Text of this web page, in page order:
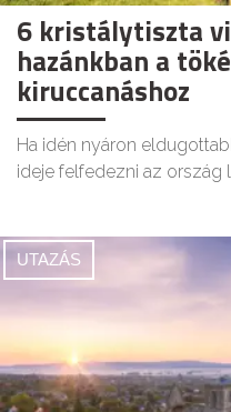
6 kristálytiszta
hazánkban a
kiruccanáshoz
Ha idén nyáron
ideje felfedezni az ország
UTAZÁS